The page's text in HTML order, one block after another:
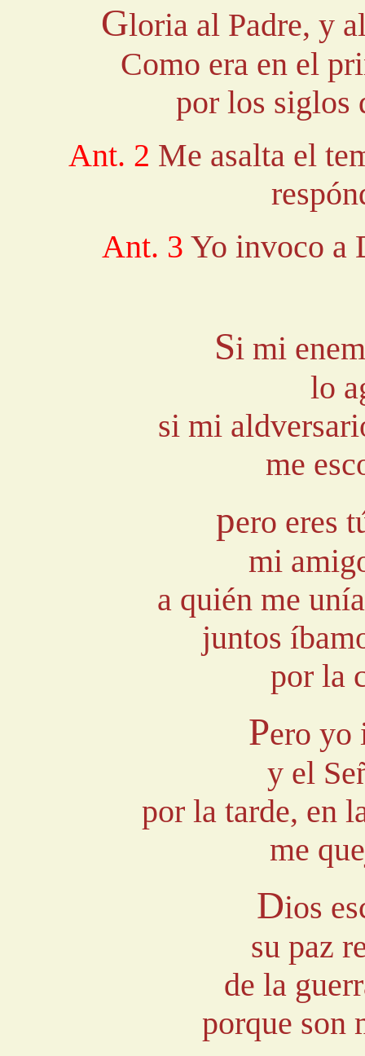
Gloria al Padre, y
Como era en el
por los siglos
Ant. 2 Me asalta el
Ant. 3 Yo invoco a
Si mi
lo
si mi
me
pero eres
mi
a quién me
juntos
por la
Pero yo
y el
por la tarde, en
me
Dios
su paz
de la
porque son